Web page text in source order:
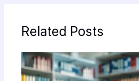
Related Posts